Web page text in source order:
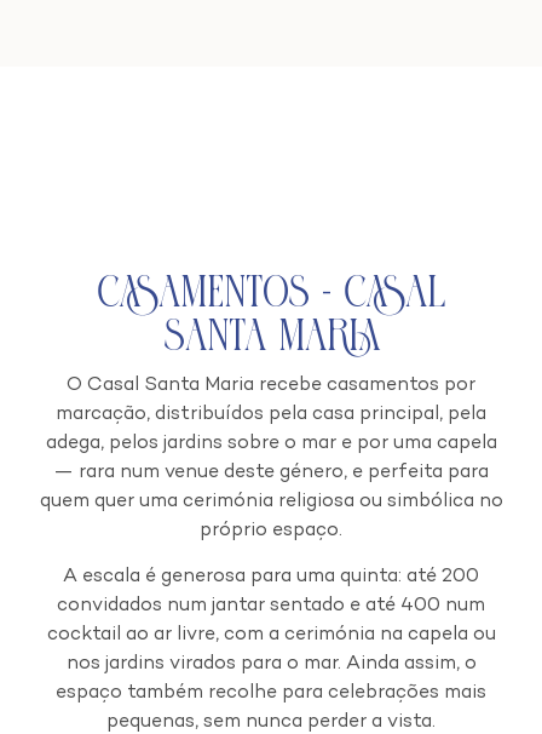
Casamentos - Casal
Santa Maria
O Casal Santa Maria recebe casamentos por
marcação, distribuídos pela casa principal, pela
adega, pelos jardins sobre o mar e por uma capela
— rara num venue deste género, e perfeita para
quem quer uma cerimónia religiosa ou simbólica no
próprio espaço.
A escala é generosa para uma quinta: até 200
convidados num jantar sentado e até 400 num
cocktail ao ar livre, com a cerimónia na capela ou
nos jardins virados para o mar. Ainda assim, o
espaço também recolhe para celebrações mais
pequenas, sem nunca perder a vista.